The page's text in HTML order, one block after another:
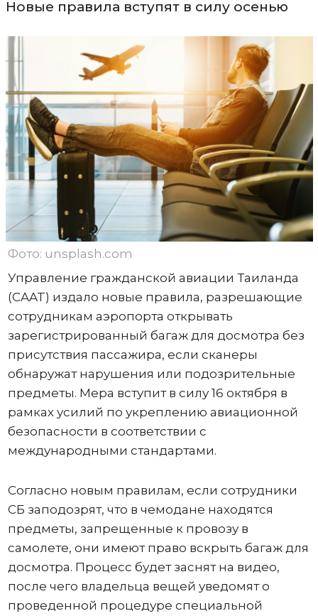
Новые правила вступят в силу осенью
Фото: unsplash.com
Управление гражданской авиации Таиланда
(CAAT) издало новые правила, разрешающие
сотрудникам аэропорта открывать
зарегистрированный багаж для досмотра без
присутствия пассажира, если сканеры
обнаружат нарушения или подозрительные
предметы. Мера вступит в силу 16 октября в
рамках усилий по укреплению авиационной
безопасности в соответствии с
международными стандартами.
Согласно новым правилам, если сотрудники
СБ заподозрят, что в чемодане ​​находятся
предметы, запрещенные к провозу в
самолете, они имеют право вскрыть багаж для
досмотра. Процесс будет заснят на видео,
после чего владельца вещей уведомят о
проведенной процедуре специальной